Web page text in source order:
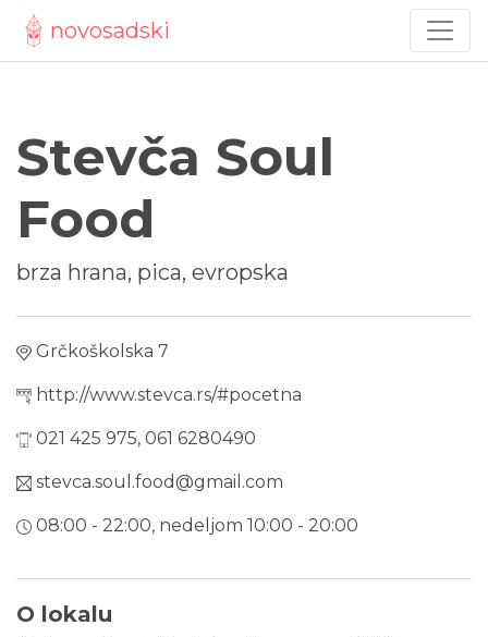
novosadski
Stevča Soul
Food
brza hrana, pica, evropska
Grčkoškolska 7
http://www.stevca.rs/#pocetna
021 425 975, 061 6280490
stevca.soul.food@gmail.com
08:00 - 22:00, nedeljom 10:00 - 20:00
O lokalu